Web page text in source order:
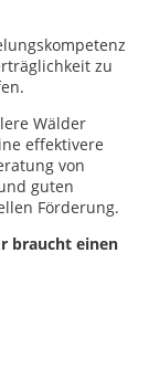
zu
Wälder
effektivere
von
guten
Förderung.
braucht einen